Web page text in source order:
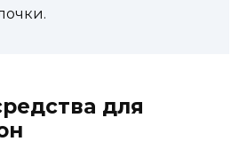
для